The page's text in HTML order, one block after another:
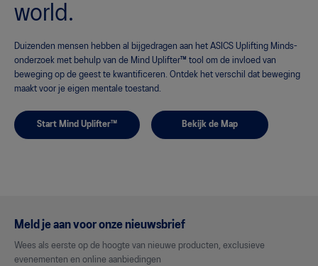
world.
Duizenden mensen hebben al bijgedragen aan het ASICS Uplifting Minds-
onderzoek met behulp van de Mind Uplifter™ tool om de invloed van
beweging op de geest te kwantificeren. Ontdek het verschil dat beweging
maakt voor je eigen mentale toestand.
Start Mind Uplifter™ Bekijk de Map
Meld je aan voor onze nieuwsbrief
Wees als eerste op de hoogte van nieuwe producten, exclusieve
evenementen en online aanbiedingen